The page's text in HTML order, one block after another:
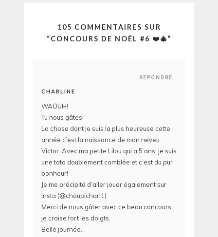
105 COMMENTAIRES SUR
“CONCOURS DE NOËL #6 ❤️🎄”
REPONDRE
CHARLINE
WAOUH!
Tu nous gâtes!
La chose dont je suis la plus heureuse cette
année c’est la naissance de mon neveu
Victor. Avec ma petite Lilou qui a 5 ans, je suis
une tata doublement comblée et c’est du pur
bonheur!
Je me précipité d’aller jouer également sur
insta (@choupicharl1).
Merci de nous gâter avec ce beau concours,
je croise fort les doigts.
Belle journée.